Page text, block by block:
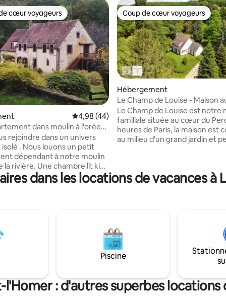
base de 204 commentaires : 4,97 sur 5
cœur voyageurs les plus appréciés
cœur voyageurs
Évaluation moyenne sur la base de 44
4,98 (44)
dans moulin à l'orée
rejoindre dans un univers
un petit
dépendant à notre moulin
la rivière. Une chambre lit king
+ wc, cuisine et séjour (
en bord de rivière
ou La Loupe ). petits
inclus.repas sur réservation
d Août.
Coup de cœur voyageurs
Coup de cœur voyageurs
Hébergement
Le Champ de Louise - Maison
la nature
Le Champ de Louise est notre
familiale située au cœur du
heures de Paris, la maison est
au milieu d'un grand jardin et
tant que futur locataire, vous
dans les locations de vacances à
Piscine
l'Homer : d'autres superbes locations